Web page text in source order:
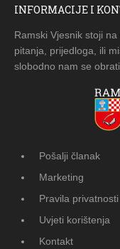
INFORMACIJE I
Ramski Vjesnik stoji
pitanja, prijedloga, ili
slobodno nam se
Pošalji članak
Marketing
Pravila privatnosti
Uvjeti korištenja
Kontakt